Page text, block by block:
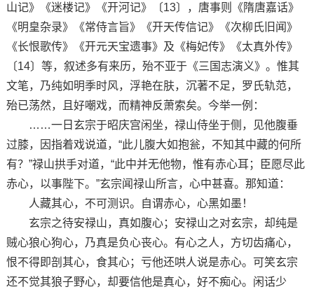
山记》《迷楼记》《开河记》〔13〕，唐事则《隋唐嘉话》
《明皇杂录》《常侍言旨》《开天传信记》《次柳氏旧闻》
《长恨歌传》《开元天宝遗事》及《梅妃传》《太真外传》
〔14〕等，叙述多有来历，殆不亚于《三国志演义》。惟其
文笔，乃纯如明季时风，浮艳在肤，沉著不足，罗氏轨范，
殆已荡然，且好嘲戏，而精神反萧索矣。今举一例：
……一日玄宗于昭庆宫闲坐，禄山侍坐于侧，见他腹垂
过膝，因指着戏说道，“此儿腹大如抱瓮，不知其中藏的何所
有？”禄山拱手对道，“此中并无他物，惟有赤心耳；臣愿尽此
赤心，以事陛下。”玄宗闻禄山所言，心中甚喜。那知道：
人藏其心，不可测识。自谓赤心，心黑如墨！
玄宗之待安禄山，真如腹心；安禄山之对玄宗，却纯是
贼心狼心狗心，乃真是负心丧心。有心之人，方切齿痛心，
恨不得即剖其心，食其心；亏他还哄人说是赤心。可笑玄宗
还不觉其狼子野心，却要信他是真心，好不痴心。闲话少